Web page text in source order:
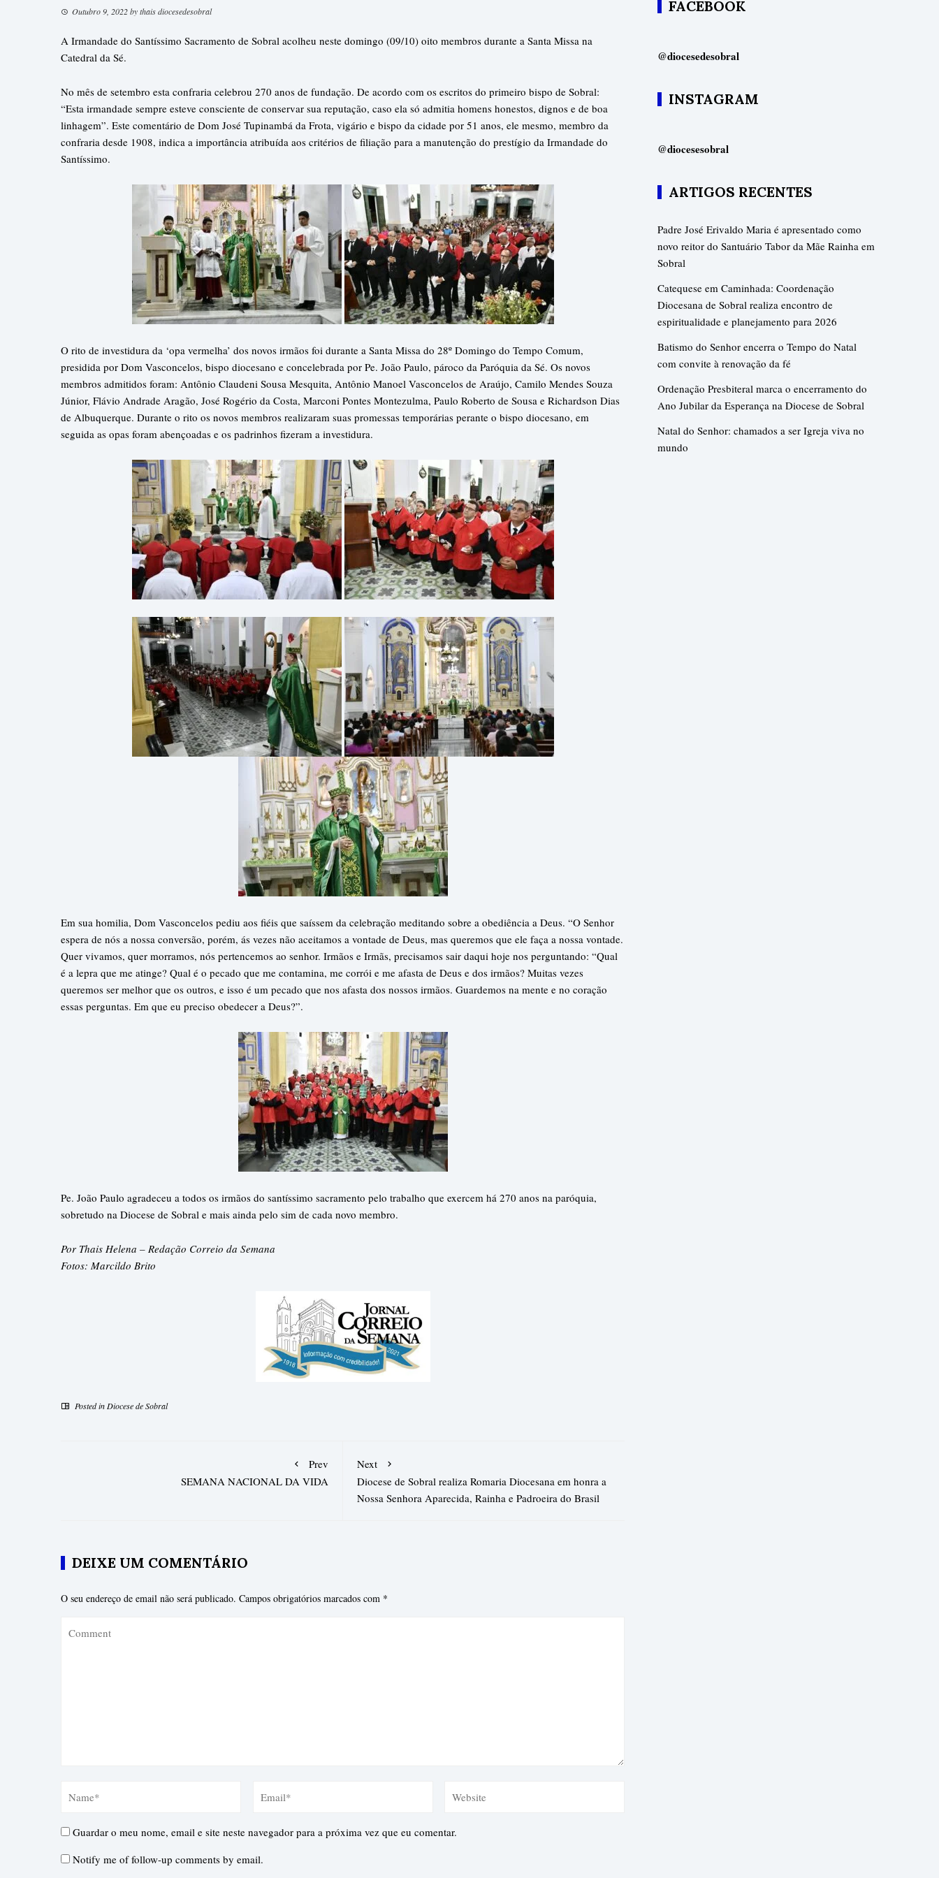
Outubro 9, 2022bythais diocesedesobral
A Irmandade do Santíssimo Sacramento de Sobral acolheu neste domingo (09/10) oito membros durante a Santa Missa na
Catedral da Sé.
No mês de setembro esta confraria celebrou 270 anos de fundação. De acordo com os escritos do primeiro bispo de Sobral:
“Esta irmandade sempre esteve consciente de conservar sua reputação, caso ela só admitia homens honestos, dignos e de boa
linhagem”. Este comentário de Dom José Tupinambá da Frota, vigário e bispo da cidade por 51 anos, ele mesmo, membro da
confraria desde 1908, indica a importância atribuída aos critérios de filiação para a manutenção do prestígio da Irmandade do
Santíssimo.
O rito de investidura da ‘opa vermelha’ dos novos irmãos foi durante a Santa Missa do 28º Domingo do Tempo Comum,
presidida por Dom Vasconcelos, bispo diocesano e concelebrada por Pe. João Paulo, pároco da Paróquia da Sé. Os novos
membros admitidos foram: Antônio Claudeni Sousa Mesquita, Antônio Manoel Vasconcelos de Araújo, Camilo Mendes Souza
Júnior, Flávio Andrade Aragão, José Rogério da Costa, Marconi Pontes Montezulma, Paulo Roberto de Sousa e Richardson Dias
de Albuquerque. Durante o rito os novos membros realizaram suas promessas temporárias perante o bispo diocesano, em
seguida as opas foram abençoadas e os padrinhos fizeram a investidura.
Em sua homilia, Dom Vasconcelos pediu aos fiéis que saíssem da celebração meditando sobre a obediência a Deus. “O Senhor
espera de nós a nossa conversão, porém, ás vezes não aceitamos a vontade de Deus, mas queremos que ele faça a nossa vontade.
Quer vivamos, quer morramos, nós pertencemos ao senhor. Irmãos e Irmãs, precisamos sair daqui hoje nos perguntando: “Qual
é a lepra que me atinge? Qual é o pecado que me contamina, me corrói e me afasta de Deus e dos irmãos? Muitas vezes
queremos ser melhor que os outros, e isso é um pecado que nos afasta dos nossos irmãos. Guardemos na mente e no coração
essas perguntas. Em que eu preciso obedecer a Deus?”.
Pe. João Paulo agradeceu a todos os irmãos do santíssimo sacramento pelo trabalho que exercem há 270 anos na paróquia,
sobretudo na Diocese de Sobral e mais ainda pelo sim de cada novo membro.
Por Thais Helena – Redação Correio da Semana
Fotos: Marcildo Brito
Posted inDiocese de Sobral
Prev
SEMANA NACIONAL DA VIDA
Next
Diocese de Sobral realiza Romaria Diocesana em honra a
Nossa Senhora Aparecida, Rainha e Padroeira do Brasil
DEIXE UM COMENTÁRIO
O seu endereço de email não será publicado. Campos obrigatórios marcados com *
Guardar o meu nome, email e site neste navegador para a próxima vez que eu comentar.
Notify me of follow-up comments by email.
FACEBOOK
@diocesedesobral
INSTAGRAM
@diocesesobral
ARTIGOS RECENTES
Padre José Erivaldo Maria é apresentado como
novo reitor do Santuário Tabor da Mãe Rainha em
Sobral
Catequese em Caminhada: Coordenação
Diocesana de Sobral realiza encontro de
espiritualidade e planejamento para 2026
Batismo do Senhor encerra o Tempo do Natal
com convite à renovação da fé
Ordenação Presbiteral marca o encerramento do
Ano Jubilar da Esperança na Diocese de Sobral
Natal do Senhor: chamados a ser Igreja viva no
mundo